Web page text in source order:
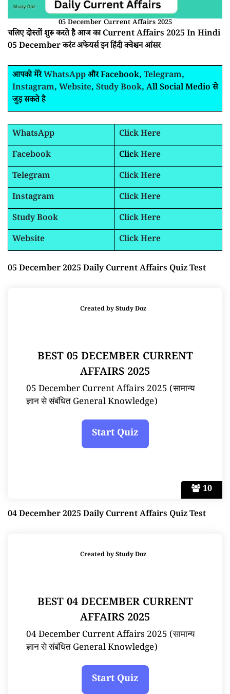
05 December Current Affairs 2025
चलिए दोस्तों शुरू करते है आज का Current Affairs 2025 In Hindi
05 December करंट अफेयर्स इन हिंदी क्वेश्चन आंसर
आपको मेरेWhatsAppऔर Facebook, Telegram,
Instagram, Website, Study Book, All Social Medio से
जुड़ सकते है
WhatsApp
Click Here
Facebook
Click Here
Telegram
Click Here
Instagram
Click Here
Study Book
Click Here
Website
Click Here
05 December 2025 Daily Current Affairs Quiz Test
10
Created byStudy Doz
BEST 05 DECEMBER CURRENT
AFFAIRS 2025
05 December Current Affairs 2025 (सामान्य
ज्ञान से संबंधित General Knowledge)
04 December 2025 Daily Current Affairs Quiz Test
Created byStudy Doz
BEST 04 DECEMBER CURRENT
AFFAIRS 2025
04 December Current Affairs 2025 (सामान्य
ज्ञान से संबंधित General Knowledge)